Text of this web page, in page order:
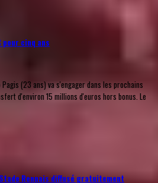
pour cinq ans
(23 ans) va s'engager dans les prochains
d'environ 15 millions d'euros hors bonus. Le
Rennais diffusé gratuitement